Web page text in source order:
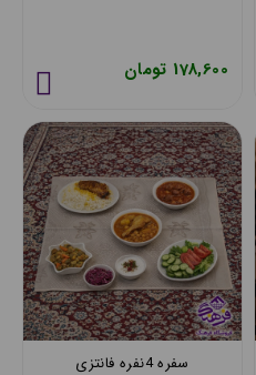
178,600 تومان
سفره 4نفره فانتزی